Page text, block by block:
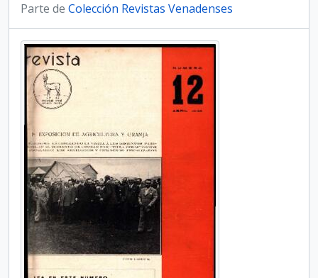
Parte de Colección Revistas Venadenses